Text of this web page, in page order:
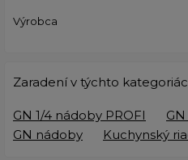
Výrobca
Zaradení v týchto
GN 1/4 nádoby PROFI
GN nádoby
Kuchynský